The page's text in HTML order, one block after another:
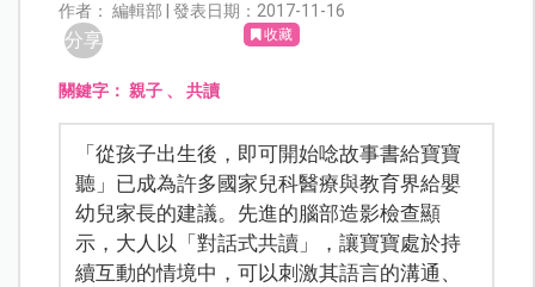
作者： 編輯部 | 發表日期：2017-11-16
分享 收藏
關鍵字：親子 、共讀
「從孩子出生後，即可開始唸故事書給寶寶
聽」已成為許多國家兒科醫療與教育界給嬰
幼兒家長的建議。先進的腦部造影檢查顯
示，大人以「對話式共讀」，讓寶寶處於持
續互動的情境中，可以刺激其語言的溝通、